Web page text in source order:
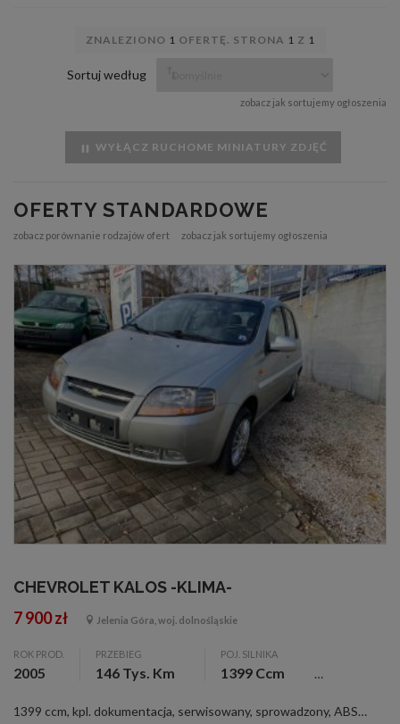
ZNALEZIONO 1 OFERTĘ. STRONA 1 Z 1
Sortuj według
zobacz jak sortujemy ogłoszenia
WYŁĄCZ RUCHOME MINIATURY ZDJĘĆ
OFERTY STANDARDOWE
zobacz porównanie rodzajów ofert zobacz jak sortujemy ogłoszenia
CHEVROLET KALOS -KLIMA-
7 900 zł Jelenia Góra, woj. dolnośląskie
ROK PROD.
2005
PRZEBIEG
146 Tys. Km
POJ. SILNIKA
1399 Ccm
1399 ccm, kpl. dokumentacja, serwisowany, sprowadzony, ABS, alarm, c. zamek, el. otw. szyby (4), el. reg. lusterka, immobilizer, klimatyzacja, 4 pod. pow., wspom. kier.,